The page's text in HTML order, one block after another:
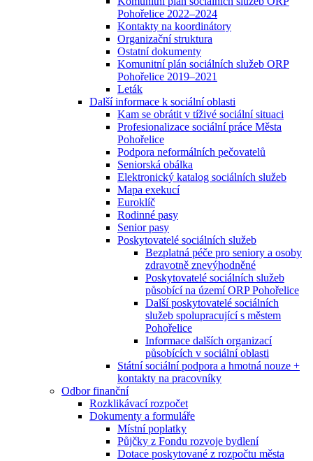
Pohořelice 2022–2024
Kontakty na koordinátory
Organizační struktura
Ostatní dokumenty
Komunitní plán sociálních služeb ORP
Pohořelice 2019–2021
Leták
Další informace k sociální oblasti
Kam se obrátit v tíživé sociální situaci
Profesionalizace sociální práce Města
Pohořelice
Podpora neformálních pečovatelů
Seniorská obálka
Elektronický katalog sociálních služeb
Mapa exekucí
Euroklíč
Rodinné pasy
Senior pasy
Poskytovatelé sociálních služeb
Bezplatná péče pro seniory a osoby
zdravotně znevýhodněné
Poskytovatelé sociálních služeb
působící na území ORP Pohořelice
Další poskytovatelé sociálních
služeb spolupracující s městem
Pohořelice
Informace dalších organizací
působících v sociální oblasti
Státní sociální podpora a hmotná nouze +
kontakty na pracovníky
Odbor finanční
Rozklikávací rozpočet
Dokumenty a formuláře
Místní poplatky
Půjčky z Fondu rozvoje bydlení
Dotace poskytované z rozpočtu města